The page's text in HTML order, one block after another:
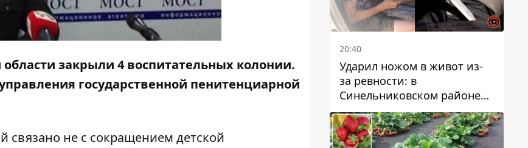
закрыли 4 воспитательных колонии.
государственной пенитенциарной
не с сокращением детской
20:40
Ударил ножом в живот из-
за ревности: в
Синельниковском районе
задержали 49-летнего
мужчину за убийство